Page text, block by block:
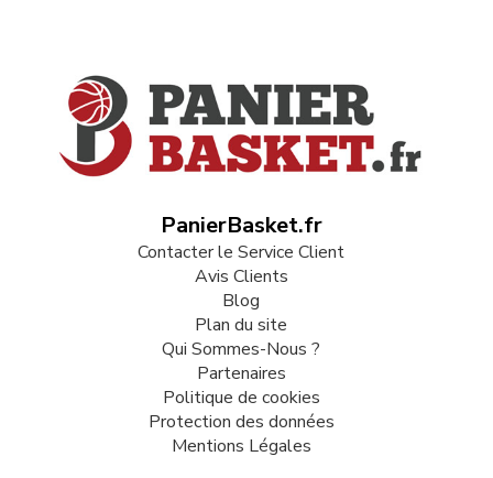
PanierBasket.fr
Contacter le Service Client
Avis Clients
Blog
Plan du site
Qui Sommes-Nous ?
Partenaires
Politique de cookies
Protection des données
Mentions Légales